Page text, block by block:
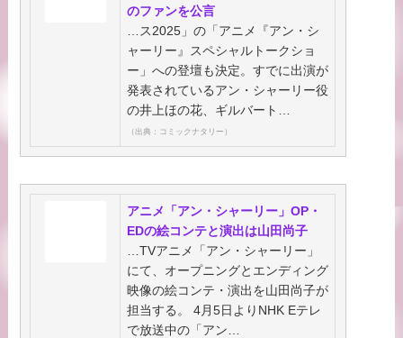
のファンを公言
…ス2025」の「アニメ『アン・シ
ャーリー』スペシャルトークショ
ー」への登壇も決定。すでに出演が
発表されているアン・シャーリー役
の井上ほの花、ギルバート…
（出典：コミックナタリー）
アニメ「アン・シャーリー」OP・
EDの絵コンテと演出は山田尚子
…TVアニメ「アン・シャーリー」
にて、オープニングとエンディング
映像の絵コンテ・演出を山田尚子が
担当する。 4月5日よりNHK Eテレ
で放送中の「アン…